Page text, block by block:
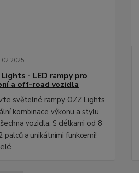
.02.2025
Lights - LED rampy pro
a off-road vozidla
světelné rampy OZZ Lights
kombinace výkonu a stylu
vozidla. S délkami od 8
palců a unikátními funkcemi!